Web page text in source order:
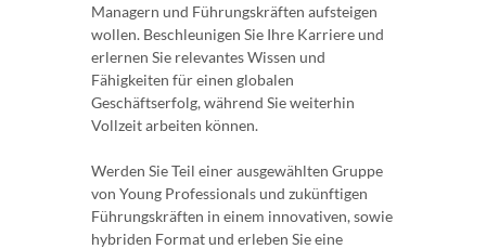
Managern und Führungskräften aufsteigen
wollen. Beschleunigen Sie Ihre Karriere und
erlernen Sie relevantes Wissen und
Fähigkeiten für einen globalen
Geschäftserfolg, während Sie weiterhin
Vollzeit arbeiten können.
Werden Sie Teil einer ausgewählten Gruppe
von Young Professionals und zukünftigen
Führungskräften in einem innovativen, sowie
hybriden Format und erleben Sie eine